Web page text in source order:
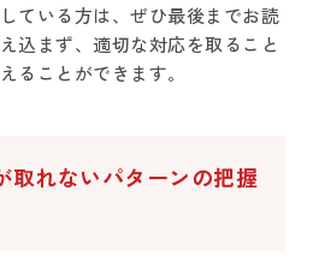
ている方は、ぜひ最後までお読
込まず、適切な対応を取ること
ることができます。
取れないパターンの把握